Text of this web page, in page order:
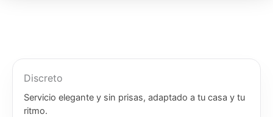
Discreto
Servicio elegante y sin prisas, adaptado a tu casa y tu
ritmo.